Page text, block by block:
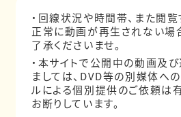
・回線状況や時間帯、また閲
正常に動画が再生されない場
了承くださいませ。
・本サイトで公開中の動画及
ましては、DVD等の別媒体へ
ルによる個別提供のご依頼は
お断りしています。